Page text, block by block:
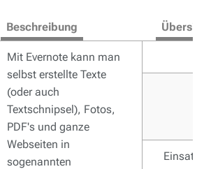
Beschreibung
Mit Evernote kann man
selbst erstellte Texte
(oder auch
Textschnipsel), Fotos,
PDF's und ganze
Webseiten in
sogenannten